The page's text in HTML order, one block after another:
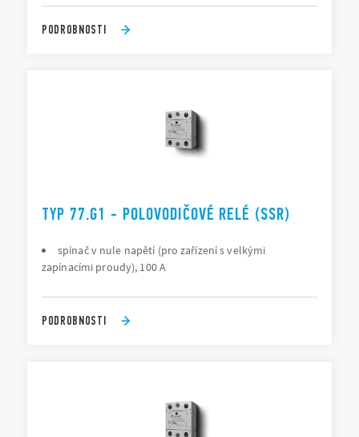
PODROBNOSTI
TYP 77.G1 - POLOVODIČOVÉ RELÉ (SSR)
spínač v nule napětí (pro zařízení s velkými
zapínacími proudy), 100 A
PODROBNOSTI